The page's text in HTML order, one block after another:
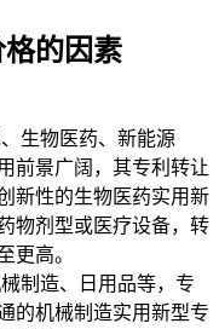
的因素
生物医药、新能源
前景广阔，其专利转让
新性的生物医药实用新
物剂型或医疗设备，转
更高。
制造、日用品等，专
的机械制造实用新型专